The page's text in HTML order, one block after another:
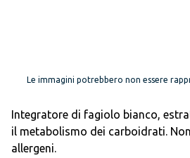
Le immagini potrebbero non essere
Integratore di fagiolo bianco,
il metabolismo dei carboidrati.
allergeni.